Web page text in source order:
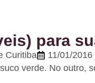
para
Curitiba
11/01/2016
verde. No outro,